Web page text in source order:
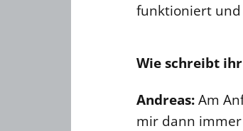
funktioniert und
Wie schreibt
Andreas:Am
mir dann immer